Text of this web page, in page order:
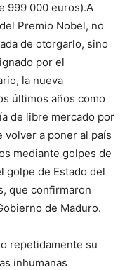
999 000 euros).A
Premio Nobel, no
de otorgarlo, sino
por el
la nueva
últimos años como
de libre mercado por
volver a poner al país
mediante golpes de
golpe de Estado del
que confirmaron
de Maduro.
repetidamente su
inhumanas